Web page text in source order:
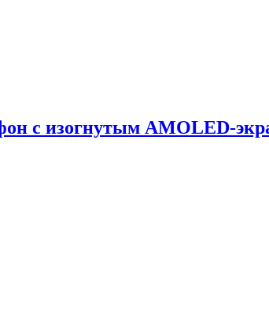
с изогнутым AMOLED-